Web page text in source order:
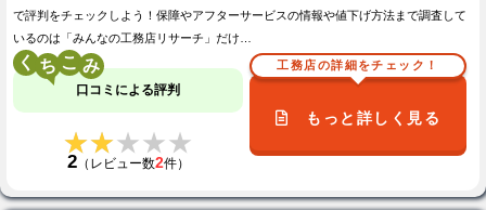
で評判をチェックしよう！保障やアフターサービスの情報や値下げ方法まで調査して
いるのは「みんなの工務店リサーチ」だけ…
く こ
口コミによる評判
★★★★★
★★★★★
2（レビュー数2件）
工務店の詳細をチェック！
もっと詳しく見る